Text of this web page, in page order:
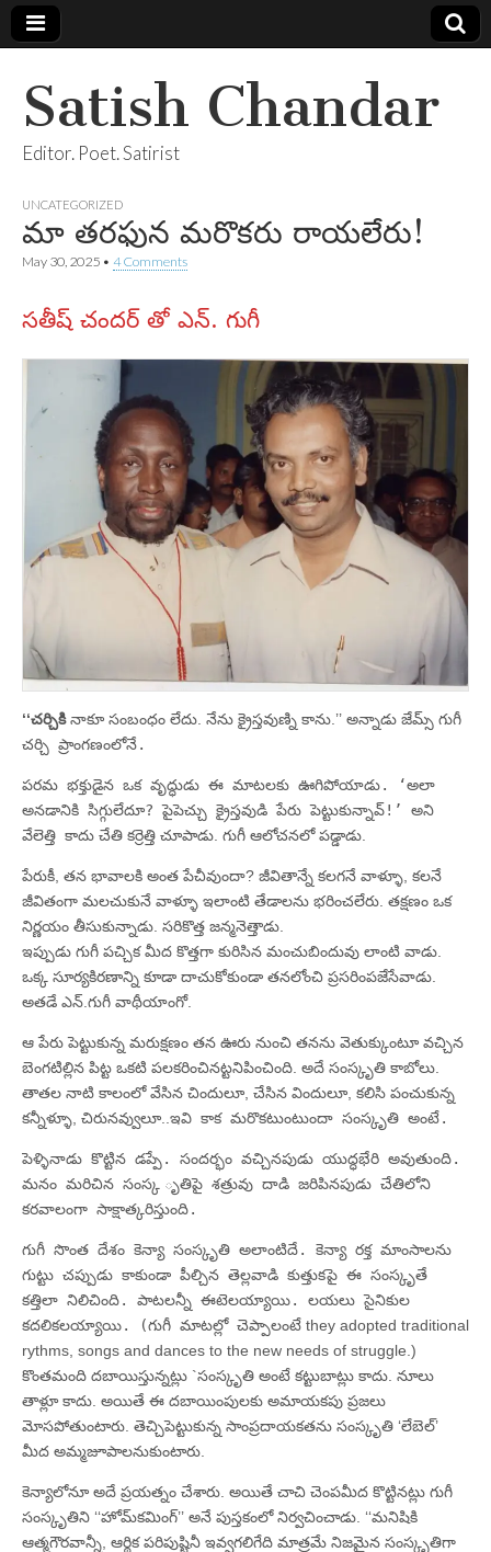
Satish Chandar
Editor. Poet. Satirist
UNCATEGORIZED
మా తరఫున మరొకరు రాయలేరు!
May 30, 2025 • 4 Comments
సతీష్ చందర్ తో ఎన్. గుగీ
‘‘చర్చికినాకూ సంబంధం లేదు. నేను క్రైస్తవుణ్ని కాను.’’ అన్నాడు జేమ్స్‌ గుగీ
చర్చి ప్రాంగణంలోనే.
పరమ భక్తుడైన ఒక వృద్ధుడు ఈ మాటలకు ఊగిపోయాడు. ‘అలా
అనడానికి సిగ్గులేదూ? పైపెచ్చు క్రైస్తవుడి పేరు పెట్టుకున్నావ్‌!’ అని
వేలెత్తి కాదు చేతి కర్రెత్తి చూపాడు. గుగీ ఆలోచనలో పడ్డాడు.
పేరుకీ, తన భావాలకి అంత పేచీవుందా? జీవితాన్నే కలగనే వాళ్ళూ, కలనే
జీవితంగా మలచుకునే వాళ్ళూ ఇలాంటి తేడాలను భరించలేరు. తక్షణం ఒక
నిర్ణయం తీసుకున్నాడు. సరికొత్త జన్మనెత్తాడు.
ఇప్పుడు గుగీ పచ్చిక మీద కొత్తగా కురిసిన మంచుబిందువు లాంటి వాడు.
ఒక్క సూర్యకిరణాన్ని కూడా దాచుకోకుండా తనలోంచి ప్రసరింపజేసేవాడు.
అతడే ఎన్‌.గుగీ వాథీయాంగో.
ఆ పేరు పెట్టుకున్న మరుక్షణం తన ఊరు నుంచి తనను వెతుక్కుంటూ వచ్చిన
బెంగటిల్లిన పిట్ట ఒకటి పలకరించినట్టనిపించింది. అదే సంస్కృతి కాబోలు.
తాతల నాటి కాలంలో వేసిన చిందులూ, చేసిన విందులూ, కలిసి పంచుకున్న
కన్నీళ్ళూ, చిరునవ్వులూ.. ఇవి కాక మరొకటుంటుందా సంస్కృతి అంటే.
పెళ్ళినాడు కొట్టిన డప్పే. సందర్భం వచ్చినపుడు యుద్ధభేరి అవుతుంది.
మనం మరిచిన సంస్క ృతిపై శత్రువు దాడి జరిపినపుడు చేతిలోని
కరవాలంగా సాక్షాత్కరిస్తుంది.
గుగీ సొంత దేశం కెన్యా సంస్కృతి అలాంటిదే. కెన్యా రక్త మాంసాలను
గుట్టు చప్పుడు కాకుండా పీల్చిన తెల్లవాడి కుత్తుకపై ఈ సంస్కృతే
కత్తిలా నిలిచింది. పాటలన్నీ ఈటెలయ్యాయి. లయలు సైనికుల
కదలికలయ్యాయి. (గుగీ మాటల్లో చెప్పాలంటే they adopted traditional
rythms, songs and dances to the new needs of struggle.)
కొంతమంది దబాయిస్తున్నట్లు `సంస్కృతి అంటే కట్టుబాట్లు కాదు. నూలు
తాళ్లూ కాదు. అయితే ఈ దబాయింపులకు అమాయకపు ప్రజలు
మోసపోతుంటారు. తెచ్చిపెట్టుకున్న సాంప్రదాయకతను సంస్కృతి ‘లేబెల్‌’
మీద అమ్మజూపాలనుకుంటారు.
కెన్యాలోనూ అదే ప్రయత్నం చేశారు. అయితే చాచి చెంపమీద కొట్టినట్లు గుగీ
సంస్కృతిని ‘‘హోమ్‌కమింగ్‌’’ అనే పుస్తకంలో నిర్వచించాడు. ‘‘మనిషికి
ఆత్మగౌరవాన్నీ, ఆర్థిక పరిపుష్టినీ ఇవ్వగలిగేది మాత్రమే నిజమైన సంస్కృతిగా